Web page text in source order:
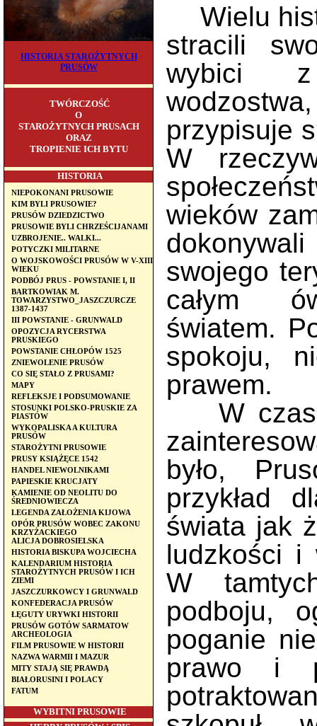
HISTORIA STAROŻYTNYCH
PRUSÓW
TWÓRCZOŚĆ
O
STAROŻYTNYCH PRUSACH
ORAZ
TROPIENIE ICH BYTU
HISTORIA
NIEPOKONANI PRUSOWIE
KIM BYLI PRUSOWIE?
PRUSÓW DZIEDZICTWO
PRUSOWIE BYLI CHRZEŚCIJANAMI
UZBROJENIE.. WALKI...
POTYCZKI MILITARNE
O WOJSKOWOŚCI PRUSÓW W V-XIII
WIEKU
PODBÓJ PRUS - POWSTANIE I, II
BARTKOWIAK M.
TOWARZYSTWO_JASZCZURCZE
1387-1437
III POWSTANIE - GRUNWALD
OPOZYCJA RYCERSTWA
PRUSKIEGO
POWSTANIE CHŁOPÓW 1525
ZNIEWOLENIE PRUSÓW
CO SIĘ STAŁO Z PRUSAMI?
MAPY
REFLEKSJE I PODSUMOWANIE
STOSUNKI POLSKO-PRUSKIE ZA
PIASTÓW
WYKOPALISKA A KULTURA
PRUSÓW
STAROŻYTNI PRUSOWIE
PRUSY KSIĄŻĘCE 1542
HANDEL NIEWOLNIKAMI
PAPIESKIE KRUCJATY
KAMIENIE OD NEOLITU DO
ŚREDNIOWIECZA
LEGENDA ZAŁOŻENIA KIJOWA
OPÓR PRUSÓW WOBEC ZAKONU
KRZYŻACKIEGO
ALICJA DOBROSIELSKA
HISTORIA BISKUPA WOJCIECHA
KALENDARIUM HISTORIA
STAROŻYTNYCH PRUSÓW I ICH
ZIEMI
JASZCZURKOWCY I GRUNWALD
KONFEDERACJA PRUSÓW
ŁĘGUTY URYWKI HISTORII
PRUSÓW GOTÓW SARMATOW
ARCHEOLOGIA
FILM PRUSOWIE W HISTORII
NAZWA WARMII I MAZUR
MITY STAJĄ SIĘ PRAWDĄ
BIAŁORUSINI I POLACY
FATUM
WYBITNI PRUSOWIE
Wielu
stracili
wybici z
przypisuje
W
wieków
swojego
całym
światem.
spokoju,
prawem.
W
było,
przykład
świata jak
ludzkości i
W
podboju,
poganie
prawo i